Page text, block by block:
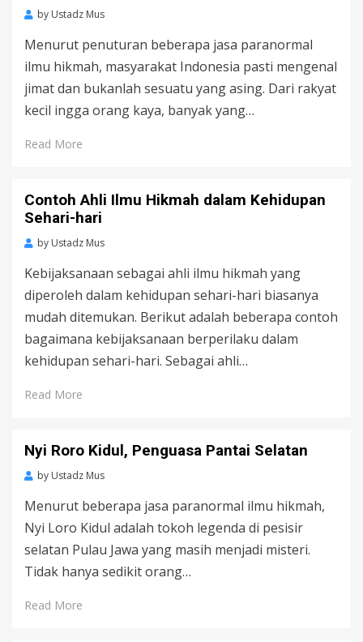
by Ustadz Mus
Menurut penuturan beberapa jasa paranormal
ilmu hikmah, masyarakat Indonesia pasti mengenal
jimat dan bukanlah sesuatu yang asing. Dari rakyat
kecil ingga orang kaya, banyak yang…
Read More
Contoh Ahli Ilmu Hikmah dalam Kehidupan
Sehari-hari
by Ustadz Mus
Kebijaksanaan sebagai ahli ilmu hikmah yang
diperoleh dalam kehidupan sehari-hari biasanya
mudah ditemukan. Berikut adalah beberapa contoh
bagaimana kebijaksanaan berperilaku dalam
kehidupan sehari-hari. Sebagai ahli…
Read More
Nyi Roro Kidul, Penguasa Pantai Selatan
by Ustadz Mus
Menurut beberapa jasa paranormal ilmu hikmah,
Nyi Loro Kidul adalah tokoh legenda di pesisir
selatan Pulau Jawa yang masih menjadi misteri.
Tidak hanya sedikit orang…
Read More